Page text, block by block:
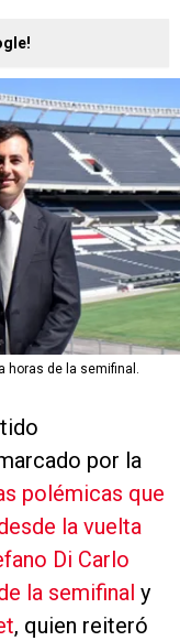
horas de la semifinal.
por la
polémicas que
la vuelta
Di Carlo
la semifinal y
, quien reiteró